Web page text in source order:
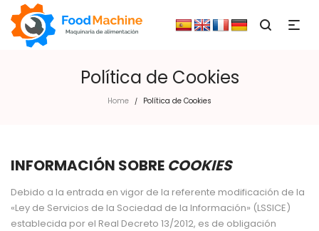
Política de Cookies
Home / Política de Cookies
INFORMACIÓN SOBRE COOKIES
Debido a la entrada en vigor de la referente modificación de la
«Ley de Servicios de la Sociedad de la Información» (LSSICE)
establecida por el Real Decreto 13/2012, es de obligación